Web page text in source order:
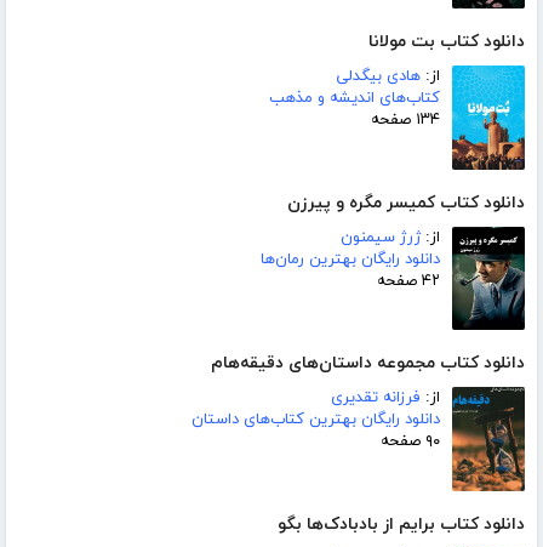
دانلود کتاب بت مولانا
از: هادی بیگدلی
کتاب‌های اندیشه و مذهب
۱۳۴ صفحه
دانلود کتاب کمیسر مگره و پیرزن
از:ژرژ سیمنون
دانلود رایگان بهترین رمان‌ها
۴۲ صفحه
دانلود کتاب مجموعه داستان‌های دقیقه‌هام
از: فرزانه تقدیری
دانلود رایگان بهترین کتاب‌های داستان
۹۰ صفحه
دانلود کتاب برایم از بادبادک‌ها بگو